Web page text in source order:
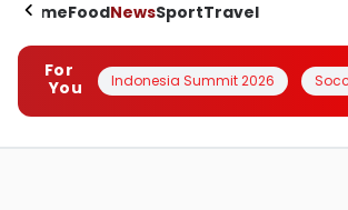
HomeFoodNewsSportTravel
For
You
Indonesia Summit 2026